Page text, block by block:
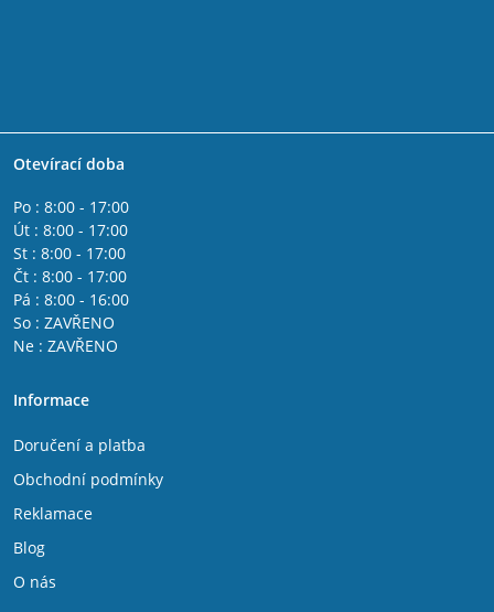
Otevírací doba
Po : 8:00 - 17:00
Út : 8:00 - 17:00
St : 8:00 - 17:00
Čt : 8:00 - 17:00
Pá : 8:00 - 16:00
So : ZAVŘENO
Ne : ZAVŘENO
Informace
Doručení a platba
Obchodní podmínky
Reklamace
Blog
O nás